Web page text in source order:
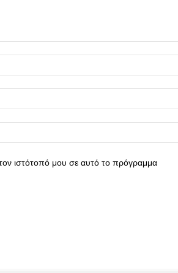
ιστότοπό μου σε αυτό το πρόγραμμα